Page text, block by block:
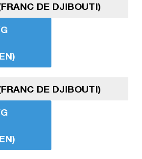
DE DJIBOUTI)
DE DJIBOUTI)